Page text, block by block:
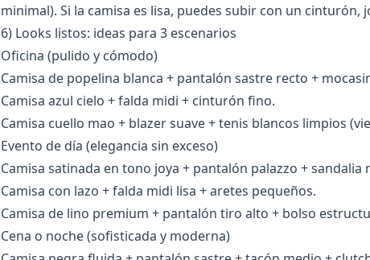
minimal). Si la camisa es lisa, puedes subir con un cinturón,
6) Looks listos: ideas para 3 escenarios
Oficina (pulido y cómodo)
Camisa de popelina blanca + pantalón sastre recto +
Camisa azul cielo + falda midi + cinturón fino.
Camisa cuello mao + blazer suave + tenis blancos limpios
Evento de día (elegancia sin exceso)
Camisa satinada en tono joya + pantalón palazzo + sandalia
Camisa con lazo + falda midi lisa + aretes pequeños.
Camisa de lino premium + pantalón tiro alto + bolso
Cena o noche (sofisticada y moderna)